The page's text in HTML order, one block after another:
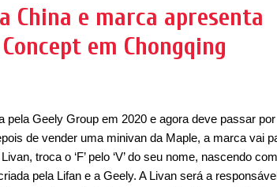
China e marca apresenta
em Chongqing
pela Geely Group em 2020 e agora deve passar
de vender uma minivan da Maple, a marca vai
troca o ‘F’ pelo ‘V’ do seu nome, nascendo
pela Lifan e a Geely. A Livan será a